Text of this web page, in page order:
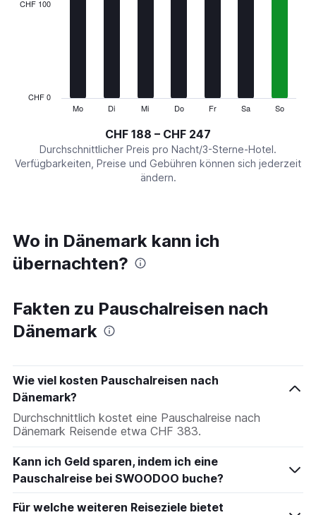
values.
Range:
Mo Di Mi Do Fr Sa So
CHF 0
CHF 100
CHF 188 – CHF 247
Durchschnittlicher Preis pro Nacht/3-Sterne-Hotel.
Verfügbarkeiten, Preise und Gebühren können sich jederzeit
ändern.
Wo in Dänemark kann ich
übernachten?
Fakten zu Pauschalreisen nach
Dänemark
Wie viel kosten Pauschalreisen nach
Dänemark?
Durchschnittlich kostet eine Pauschalreise nach
Dänemark Reisende etwa CHF 383.
Kann ich Geld sparen, indem ich eine
Pauschalreise bei SWOODOO buche?
Für welche weiteren Reiseziele bietet